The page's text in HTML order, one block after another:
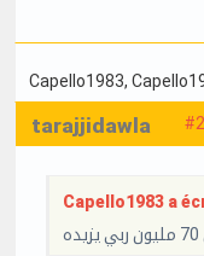
Capello1983,
tarajjidawla
Capello1983 a